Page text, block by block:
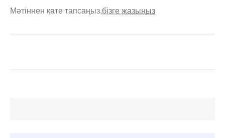
Мәтіннен қате тапсаңыз,бізге жазыңыз